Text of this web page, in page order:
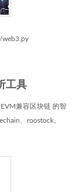
web3.py
工具
兼容区块链 的智
、roostock、